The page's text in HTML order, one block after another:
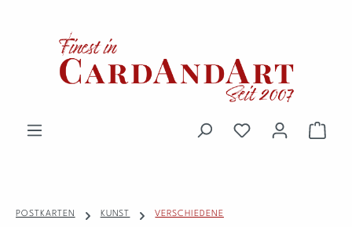
Du hast 0 Produkte
POSTKARTEN KUNST VERSCHIEDENE